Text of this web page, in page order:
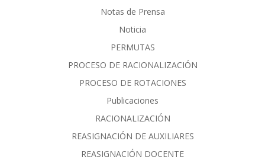
Notas de Prensa
Noticia
PERMUTAS
PROCESO DE RACIONALIZACIÓN
PROCESO DE ROTACIONES
Publicaciones
RACIONALIZACIÓN
REASIGNACIÓN DE AUXILIARES
REASIGNACIÓN DOCENTE